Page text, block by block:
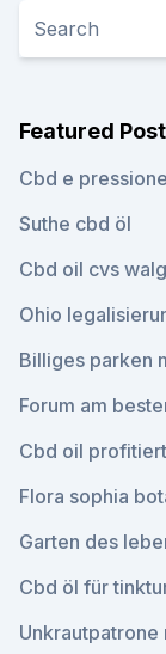
Featured
Cbd e
Suthe cbd öl
Cbd oil cvs
Ohio
Billiges parken
Forum am
Cbd oil
Flora sophia
Garten des
Cbd öl für